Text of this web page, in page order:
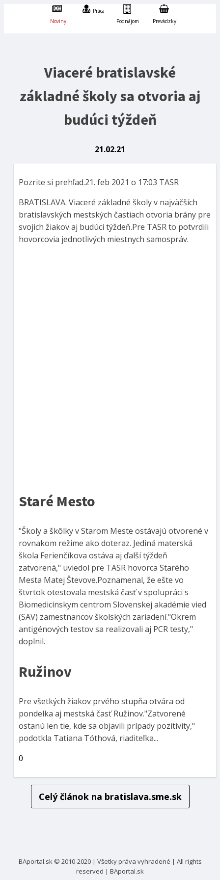
Noviny
Práca
Podnájom
Prevádzky
Viaceré bratislavské
základné školy sa otvoria aj
budúci týždeň
21.02.21
Pozrite si prehľad.21. feb 2021 o 17:03 TASR
BRATISLAVA. Viaceré základné školy v najväčších
bratislavských mestských častiach otvoria brány pre
svojich žiakov aj budúci týždeň.Pre TASR to potvrdili
hovorcovia jednotlivých miestnych samospráv.
Staré Mesto
"Školy a škôlky v Starom Meste ostávajú otvorené v
rovnakom režime ako doteraz. Jediná materská
škola Ferienčíkova ostáva aj ďalší týždeň
zatvorená," uviedol pre TASR hovorca Starého
Mesta Matej Števove.Poznamenal, že ešte vo
štvrtok otestovala mestská časť v spolupráci s
Biomedicínskym centrom Slovenskej akadémie vied
(SAV) zamestnancov školských zariadení."Okrem
antigénových testov sa realizovali aj PCR testy,"
doplnil.
Ružinov
Pre všetkých žiakov prvého stupňa otvára od
pondelka aj mestská časť Ružinov."Zatvorené
ostanú len tie, kde sa objavili prípady pozitivity,"
podotkla Tatiana Tóthová, riaditeľka...
0
Celý článok na bratislava.sme.sk
BAportal.sk © 2010-2020 | Všetky práva vyhradené | All rights
reserved | BAportal.sk